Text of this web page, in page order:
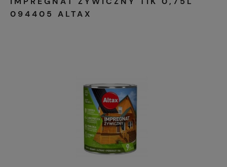
094405 ALTAX